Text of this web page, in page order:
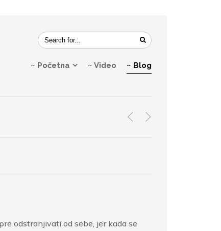
~ Početna ~ Video ~ Blog
< >
odstranjivati od sebe, jer kada se